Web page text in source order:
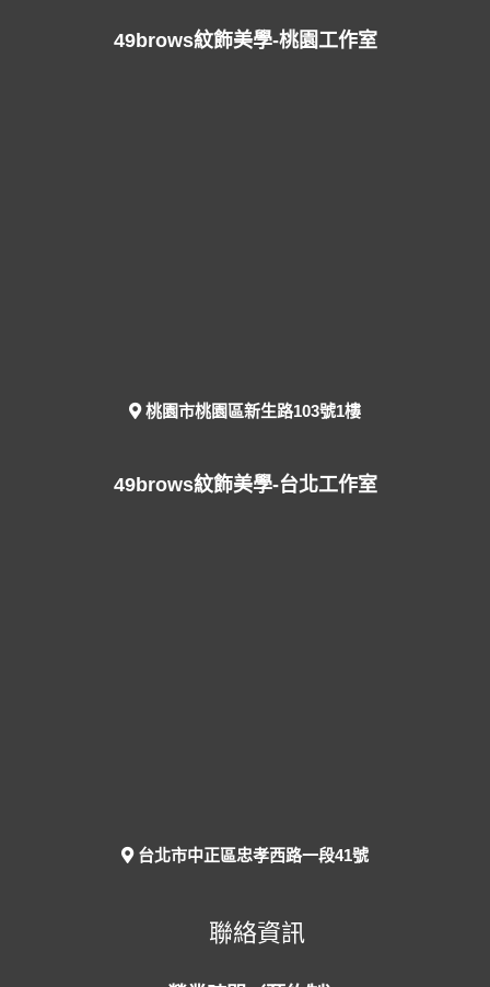
49brows紋飾美學-桃園工作室
桃園市桃園區新生路103號1樓
49brows紋飾美學-台北工作室
台北市中正區忠孝西路一段41號
聯絡資訊